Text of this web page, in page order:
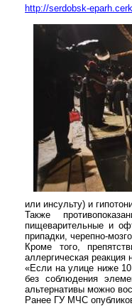
http://serdobsk-
или инсульту) и
Также
пищеварительные и
припадки, черепно-
Кроме того,
аллергическая реакция
«Если на улице ниже
без соблюдения
альтернативы можно
Ранее ГУ МЧС